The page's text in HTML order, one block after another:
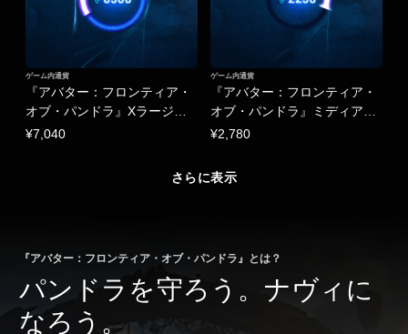
『アバター：フロンティア・
オブ・パンドラ』Xラージパ
ック – 6,500トークン
ゲーム内通貨
¥7,040
『アバター：フロンティア・
オブ・パンドラ』ミディアム
パック – 2,250トークン
ゲーム内通貨
¥2,780
さらに表示
『アバター：フロンティア・オブ・パンドラ』とは？
パンドラを守ろう。ナヴィに
なろう。